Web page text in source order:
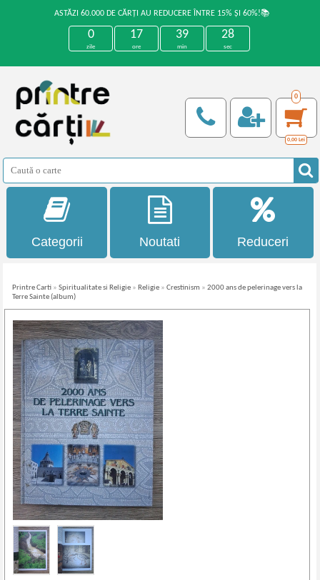
ASTĂZI 60.000 DE CĂRȚI AU REDUCERE ÎNTRE 15% ȘI 60%!📚
0
zile
17
ore
39
min
28
sec
0
0,00 Lei
Categorii Noutati Reduceri
Printre Carti »Spiritualitate si Religie » Religie »Crestinism »2000 ans de pelerinage vers la
Terre Sainte (album)